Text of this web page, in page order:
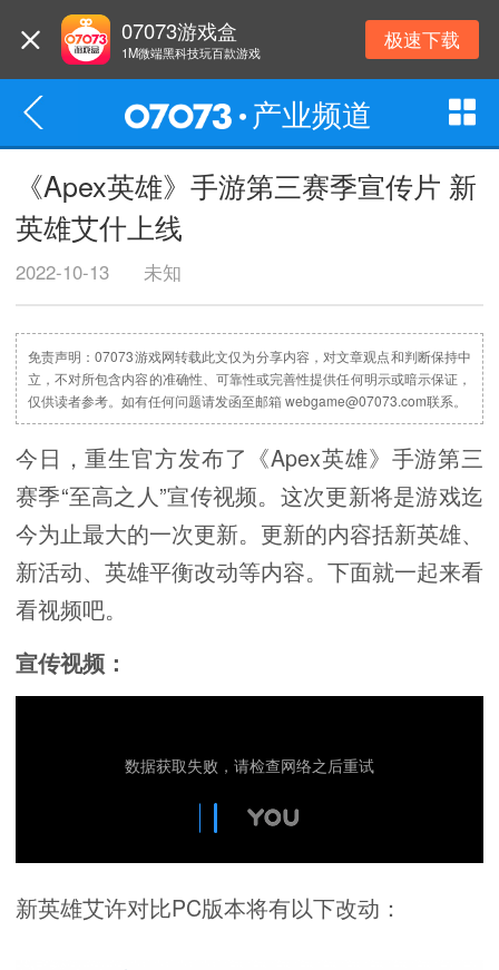
07073游戏盒
1M微端黑科技玩百款游戏 极速下载
产业频道
《Apex英雄》手游第三赛季宣传片 新
英雄艾什上线
2022-10-13 未知
免责声明：07073游戏网转载此文仅为分享内容，对文章观点和判断保持中
立，不对所包含内容的准确性、可靠性或完善性提供任何明示或暗示保证，
仅供读者参考。如有任何问题请发函至邮箱 webgame@07073.com联系。
今日，重生官方发布了《Apex英雄》手游第三
赛季“至高之人”宣传视频。这次更新将是游戏迄
今为止最大的一次更新。更新的内容括新英雄、
新活动、英雄平衡改动等内容。下面就一起来看
看视频吧。
宣传视频：
新英雄艾许对比PC版本将有以下改动：